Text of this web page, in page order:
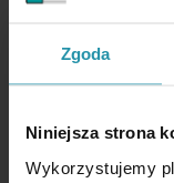
Zgoda
Niniejsza strona
Wykorzystujemy